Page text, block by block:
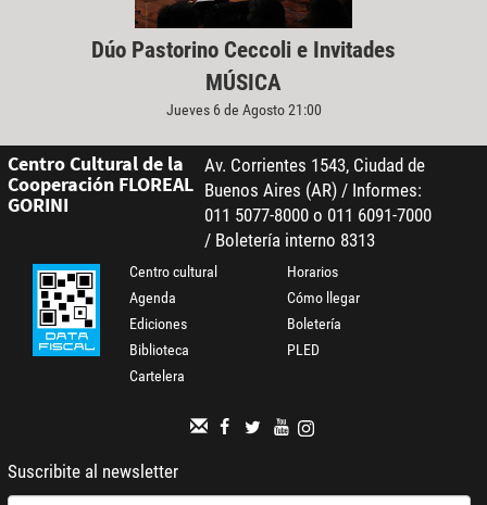
Dúo Pastorino Ceccoli e Invitades
MÚSICA
Jueves 6 de Agosto 21:00
Centro Cultural de la
Cooperación FLOREAL
GORINI
Av. Corrientes 1543, Ciudad de
Buenos Aires (AR) / Informes:
011 5077-8000 o 011 6091-7000
/ Boletería interno 8313
Centro cultural
Agenda
Ediciones
Biblioteca
Cartelera
Horarios
Cómo llegar
Boletería
PLED
Suscribite al newsletter